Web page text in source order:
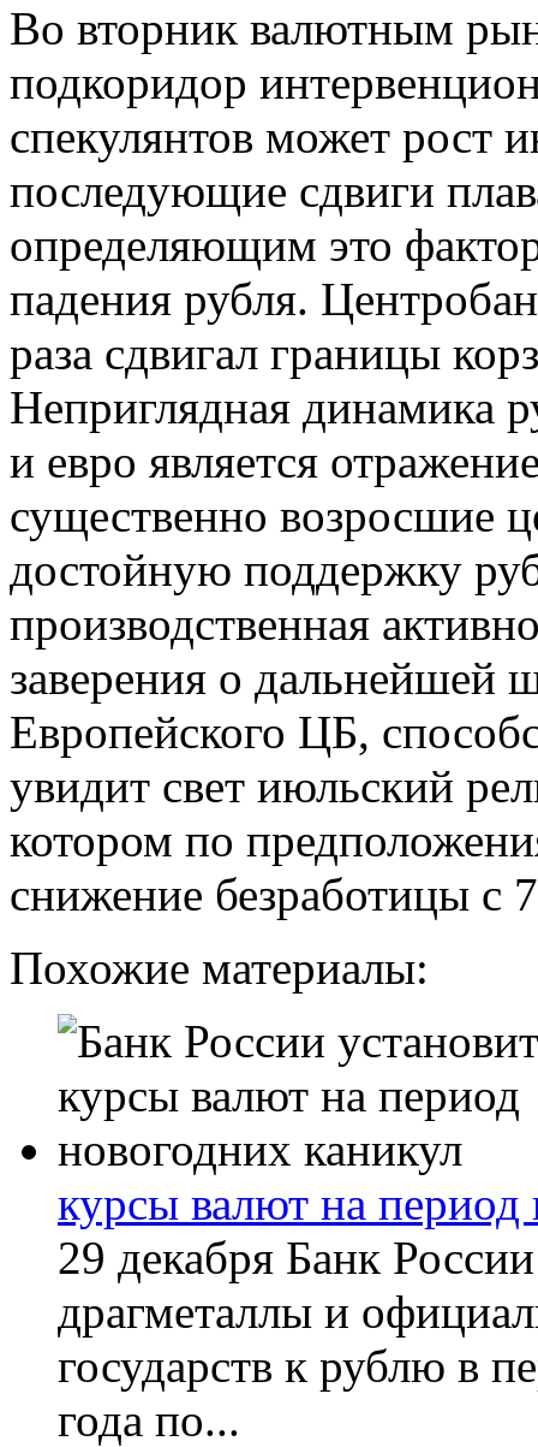
Во вторник валютным
подкоридор
спекулянтов может рост
последующие сдвиги
определяющим это
падения рубля.
раза сдвигал границы
Неприглядная динамика
и евро является
существенно возросшие
достойную поддержку
производственная
заверения о дальнейшей
Европейского ЦБ,
увидит свет июльский
котором по
снижение безработицы с
Похожие материалы:
курсы валют на период
29 декабря Банк
драгметаллы и
государств к рублю в
года по...